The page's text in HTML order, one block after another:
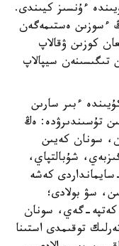
ءۇنسىز كيىندى.
ەستىمەگەن
كوزىن ۋقالاپ
تىگىسىنەن سيپالاپ
ءبىر سارىن
تۇسىندىرۋدە: ەڭ
سونان كەيىن
شۇبالتپاي،
كەشە
سۋ بولادى؛
كەتپە-گەي، سونان
توقىمدى استىنا